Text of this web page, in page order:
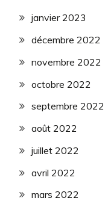
janvier 2023
décembre 2022
novembre 2022
octobre 2022
septembre 2022
août 2022
juillet 2022
avril 2022
mars 2022